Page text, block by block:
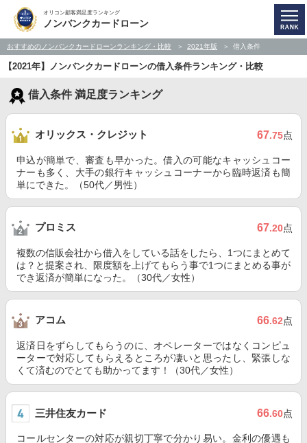
オリコン顧客満足度ランキング
ノンバンクカードローン
おすすめのノンバンクカードローンランキング・比較 2021年版 借入条件
【2021年】ノンバンクカードローンの借入条件ランキング・比較
借入条件 満足度ランキング
オリックス・クレジット 67.75点
申込が簡単で、審査も早かった。借入の可能なキャッシュコー
ナーも多く、大手の銀行キャッシュコーナーから臨時返済も簡
単にできた。（50代／男性）
プロミス 67.20点
複数の信販会社から借入をしている話をしたら、1つにまとめて
は？と提案され、限度額を上げてもらう事で1つにまとめる事が
でき返済が簡単になった。（30代／女性）
アコム 66.62点
返済日をずらしてもらうのに、オペレーターではなくコンピュ
ーターで対応してもらえるところが凄いと思ったし、緊張しな
くて済むのでとても助かってます！（30代／女性）
三井住友カード 66.60点
コールセンターの対応が親切丁寧で分かり易い。金利の優遇も